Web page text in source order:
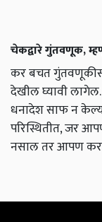
चेकद्वारे गुंतवणूक,
कर बचत
देखील घ्यावी
धनादेश साफ न
परिस्थितीत, जर
नसाल तर आपण कर